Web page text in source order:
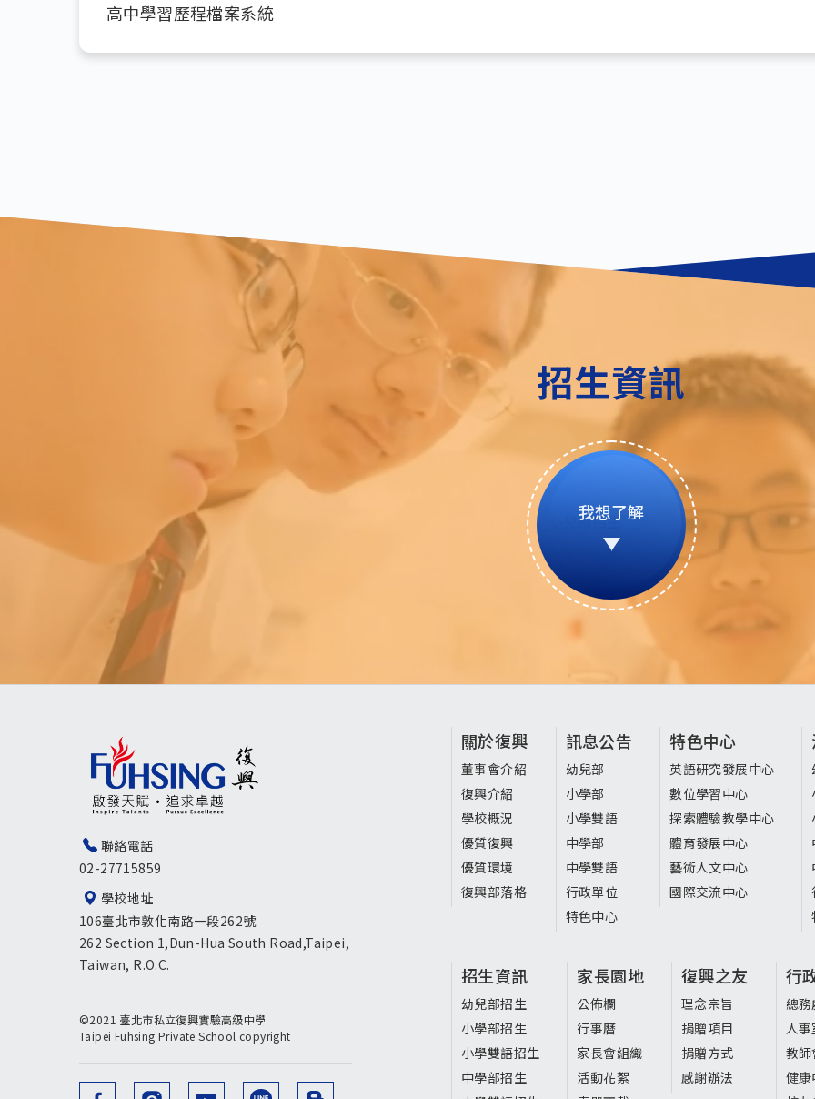
高中學習歷程檔案系統
招生資訊
我想了解
聯絡電話
02-27715859
學校地址
106臺北市敦化南路一段262號
262 Section 1,Dun-Hua South Road,Taipei,
Taiwan, R.O.C.
©2021 臺北市私立復興實驗高級中學
Taipei Fuhsing Private School copyright
頁
尾
選
單
關於復興
董事會介紹
復興介紹
學校概況
優質復興
優質環境
復興部落格
訊息公告
幼兒部
小學部
小學雙語
中學部
中學雙語
行政單位
特色中心
特色中心
英語研究發展中心
數位學習中心
探索體驗教學中心
體育發展中心
藝術人文中心
國際交流中心
招生資訊
幼兒部招生
小學部招生
小學雙語招生
中學部招生
家長園地
公佈欄
行事曆
家長會組織
活動花絮
復興之友
理念宗旨
捐贈項目
捐贈方式
感謝辦法
行
總務
人事
教師
健